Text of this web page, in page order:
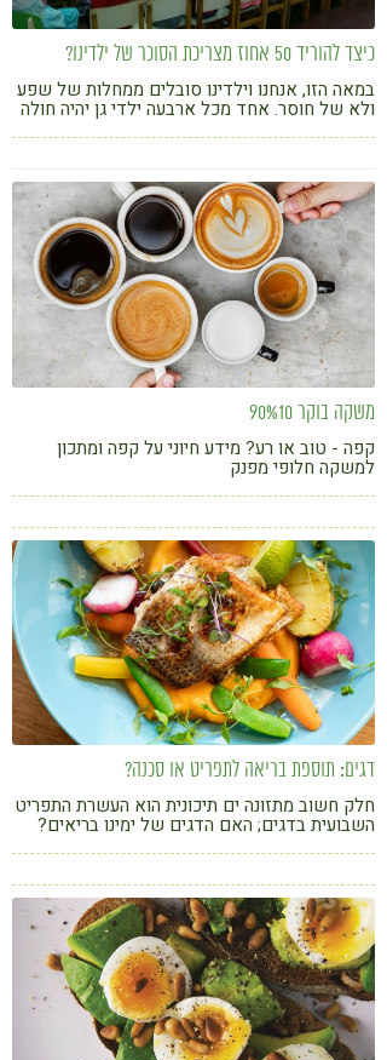
כיצד להוריד 50 אחוז מצריכת הסוכר של ילדינו?
במאה הזו, אנחנו וילדינו סובלים ממחלות של שפע
ולא של חוסר. אחד מכל ארבעה ילדי גן יהיה חולה
משקה בוקר 90%10
קפה - טוב או רע? מידע חיוני על קפה ומתכון
למשקה חלופי מפנק
דגים: תוספת בריאה לתפריט או סכנה?
חלק חשוב מתזונה ים תיכונית הוא העשרת התפריט
השבועית בדגים; האם הדגים של ימינו בריאים?